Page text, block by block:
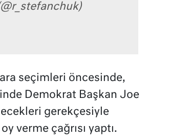
seçimleri öncesinde,
Demokrat Başkan Joe
gerekçesiyle
verme çağrısı yaptı.